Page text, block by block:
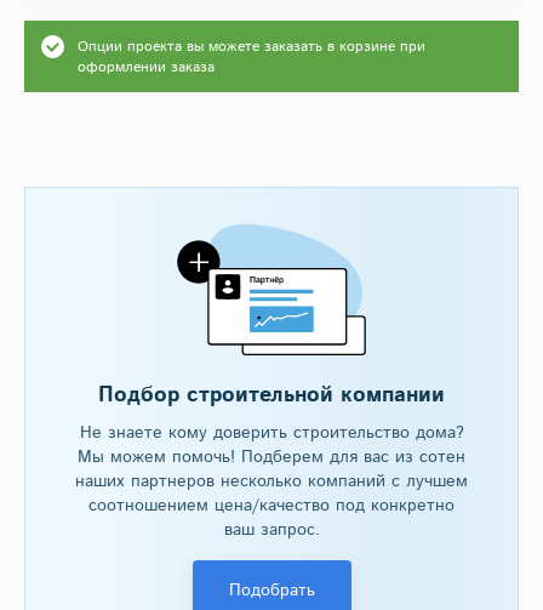
Опции проекта вы можете заказать в корзине при
оформлении заказа
Подбор строительной компании
Не знаете кому доверить строительство дома?
Мы можем помочь! Подберем для вас из сотен
наших партнеров несколько компаний с лучшем
соотношением цена/качество под конкретно
ваш запрос.
Подобрать